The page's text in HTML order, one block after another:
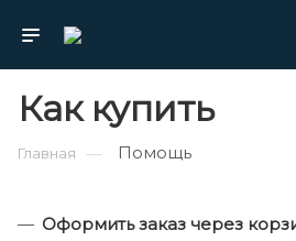
Как купить
Главная — Помощь
Оформить заказ через